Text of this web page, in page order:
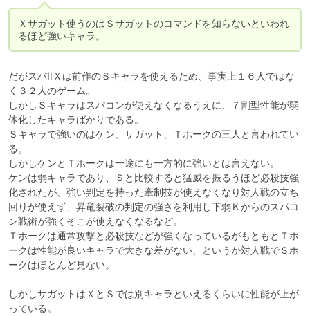
Ｘサガット使うのはＳサガットのコマンドを知らないといわれ
るほど強いキャラ。
だがスパⅡＸは前作のＳキャラを使えるため、事実上１６人ではな
く３２人のゲーム。
しかしＳキャラはスパコンが使えなくなるうえに、７割型性能が弱
体化したキャラばかりである。
Ｓキャラで強いのはケン、サガット、Ｔホークの三人と言われてい
る。
しかしケンとＴホークは一途にも一方的に強いとは言えない。
ケンは弱キャラであり、Ｓと比較すると猛威を振るうほど必殺技強
化されたが、強い判定を持った牽制技が使えなくなり対人戦の立ち
回りが使えず、昇竜裂破の判定の強さを利用し下弱Ｋからのスパコ
ン戦術が強くそこが使えなくなるなど。
Ｔホークは通常攻撃と必殺技などが強くなっているがもともとＴホ
ークは性能が良いキャラで大きな差がない、というか対人戦でＳホ
ークはほとんど見ない。
しかしサガットはＸとＳでは別キャラといえるくらいに性能が上が
っている。